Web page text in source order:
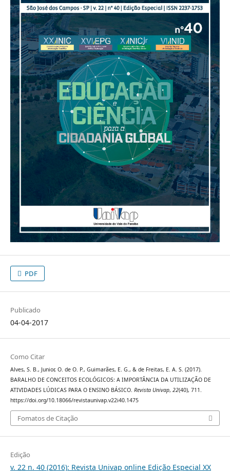
PDF
Publicado
04-04-2017
Como Citar
Alves, S. B., Junior, O. de O. P., Guimarães, E. G., & de Freitas, E. A. S. (2017).
BARALHO DE CONCEITOS ECOLÓGICOS: A IMPORTÂNCIA DA UTILIZAÇÃO DE
ATIVIDADES LÚDICAS PARA O ENSINO BÁSICO. Revista Univap, 22(40), 711.
https://doi.org/10.18066/revistaunivap.v22i40.1475
Fomatos de Citação
Edição
v. 22 n. 40 (2016): Revista Univap online Edição Especial XX